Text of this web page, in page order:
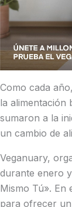
Como cada
la alimentación
sumaron a la
un cambio de
Veganuary,
durante enero
Mismo Tú». En
para ofrecer